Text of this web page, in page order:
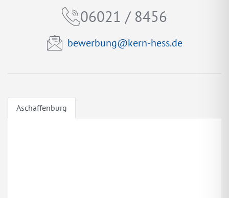
06021 / 8456
bewerbung@kern-hess.de
Aschaffenburg